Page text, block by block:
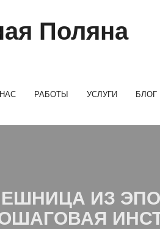
РАБОТЫ УСЛУГИ БЛОГ
ИЗ